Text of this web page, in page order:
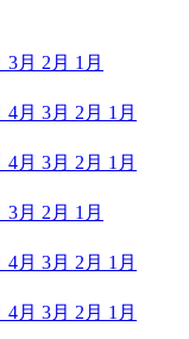
3月 2月 1月
4月 3月 2月 1月
4月 3月 2月 1月
3月 2月 1月
4月 3月 2月 1月
4月 3月 2月 1月